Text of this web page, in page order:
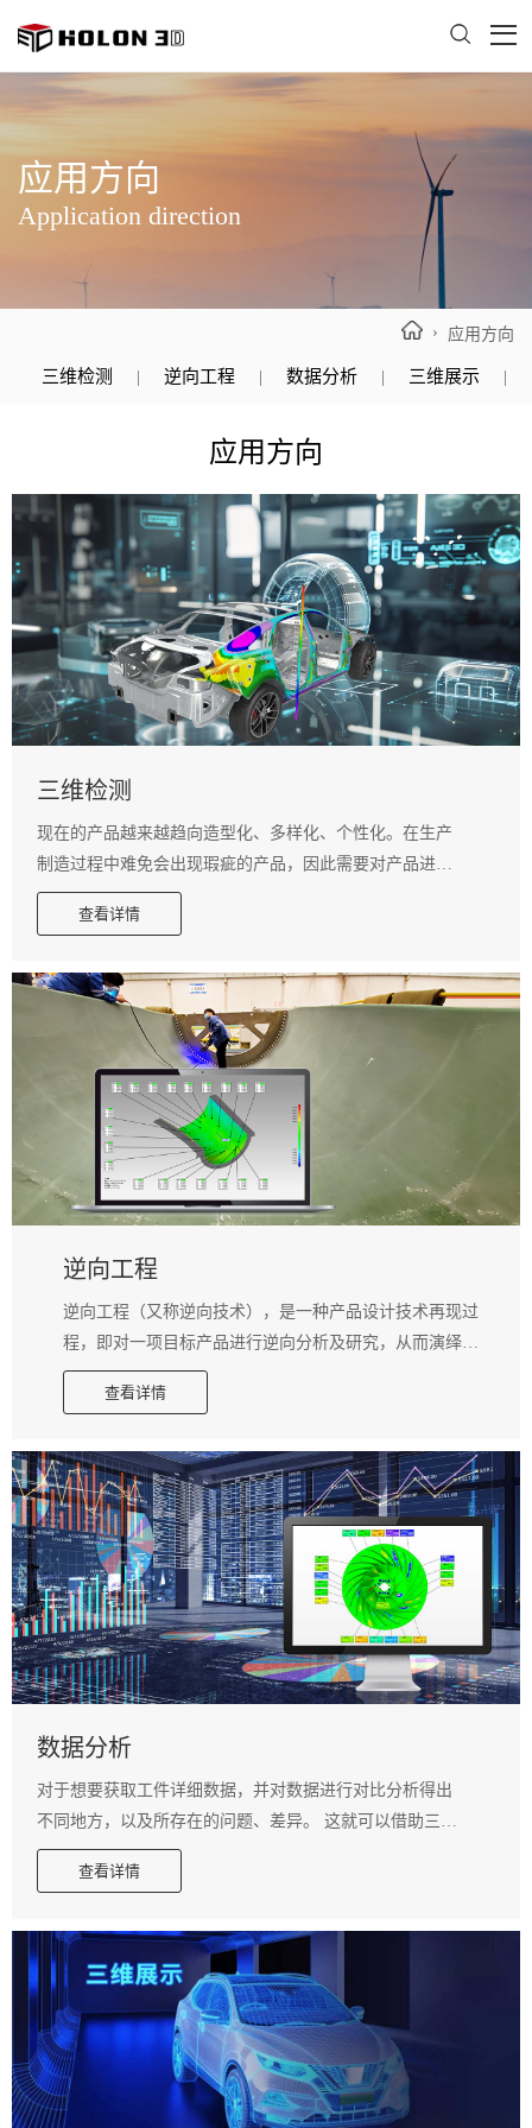
应用方向
Application direction
› 应用方向
三维检测 | 逆向工程 | 数据分析 | 三维展示 |
应用方向
三维检测
现在的产品越来越趋向造型化、多样化、个性化。在生产
制造过程中难免会出现瑕疵的产品，因此需要对产品进行
检测。 对于曲面造型复杂的产品高精度检测，这对于工业
三维检测工程是个大的挑战。 目前市场上大多以接触式的
治具来定位，再用CMM三坐标进行测量，操作都相当的繁
琐，得准备相当复杂的前期工作。所以就需要简单操作的
三维检测，改变过去检验的方法，以快速扫描的技术将量
测物件逆向扫描成密集的点云资料，再以操作便捷的比对
软件进行自动分析，自动产生简而易懂的分析报表，达到
产品检测的效果。
查看详情
逆向工程
逆向工程（又称逆向技术），是一种产品设计技术再现过
程，即对一项目标产品进行逆向分析及研究，从而演绎并
得出该产品的处理流程、组织结构、功能特性及技术规格
等设计要素，以制作出功能相近，但又不完全一样的产
目的是在不能轻易获得必要的生产信息的情况下，直接从
成品分析，推导出产品的设计原理。 逆向设计被广泛地应
用到新产品开发和产品改型设计、产品仿制、质量分析检
测。可以缩短产品的设计、开发周期、加快产品的更新换
代速度，降低企业开发新的成本和风险。
查看详情
数据分析
对于想要获取工件详细数据，并对数据进行对比分析得出
不同地方，以及所存在的问题、差异。 这就可以借助三维
扫描仪通过非接触扫描获取相关数据，并且通过软件将数
据对比分析清晰呈现所存在的问题。可以大大的提高工作
查看详情